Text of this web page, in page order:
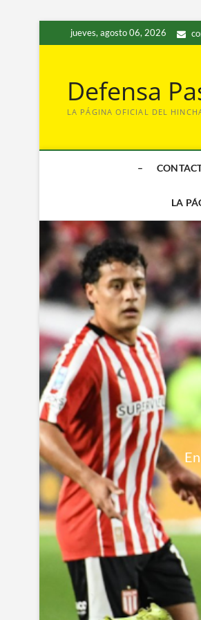
al
jueves, agosto 06, 2026
Defensa
LA PÁGINA OFICIAL DEL
–
LA